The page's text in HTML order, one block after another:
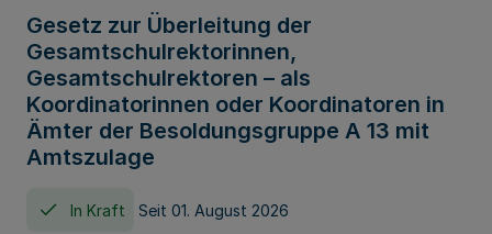
Gesetz zur Überleitung der
Gesamtschulrektorinnen,
Gesamtschulrektoren – als
Koordinatorinnen oder Koordinatoren in
Ämter der Besoldungsgruppe A 13 mit
Amtszulage
In Kraft Seit 01. August 2026